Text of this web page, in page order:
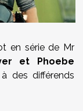
en série de Mr
et Phoebe
des différends